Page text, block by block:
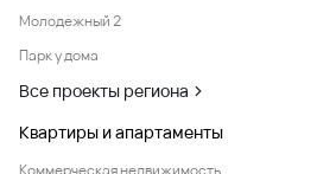
Молодежный 2
Парк у дома
Все проекты региона
Квартиры и апартаменты
Коммерческая недвижимость